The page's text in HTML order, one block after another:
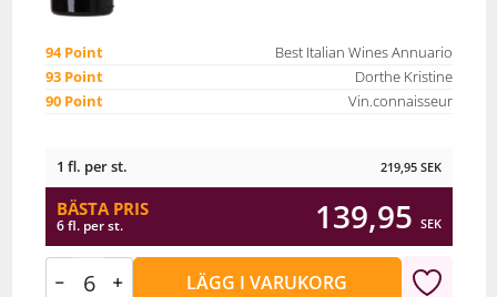
94 Point
Best Italian Wines Annuario
93 Point
Dorthe Kristine
90 Point
Vin.connaisseur
1 fl. per st. 219,95 SEK
BÄSTA PRIS
6 fl. per st. 139,95 SEK
LÄGG I VARUKORG